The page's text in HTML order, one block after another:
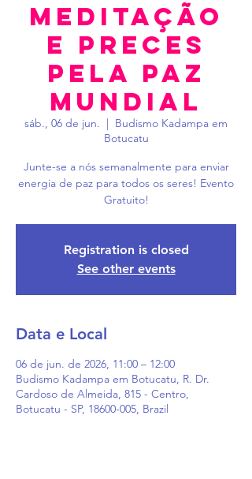
Meditação
e Preces
Pela Paz
Mundial
sáb., 06 de jun.
  |
Budismo Kadampa em
Botucatu
Junte-se a nós semanalmente para enviar
energia de paz para todos os seres! Evento
Gratuito!
Registration is closed
See other events
Data e Local
06 de jun. de 2026, 11:00 – 12:00
Budismo Kadampa em Botucatu, R. Dr.
Cardoso de Almeida, 815 - Centro,
Botucatu - SP, 18600-005, Brazil